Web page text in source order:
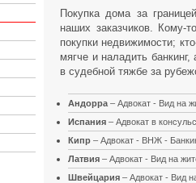
Покупка дома за
наших заказчиков. Кому-
покупки недвижимости;
мягче и наладить
в судебной тяжбе за
Андорра – Адвокат - Вид на
Испания – Адвокат в
Кипр – Адвокат - ВНЖ -
Латвия – Адвокат - Вид на
Швейцария – Адвокат - Вид